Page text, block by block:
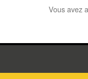
Vous avez